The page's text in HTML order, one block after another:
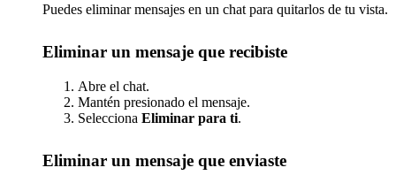
Puedes eliminar mensajes en un chat para quitarlos de tu vista.
Eliminar un mensaje que recibiste
Abre el chat.
Mantén presionado el mensaje.
Selecciona Eliminar para ti.
Eliminar un mensaje que enviaste